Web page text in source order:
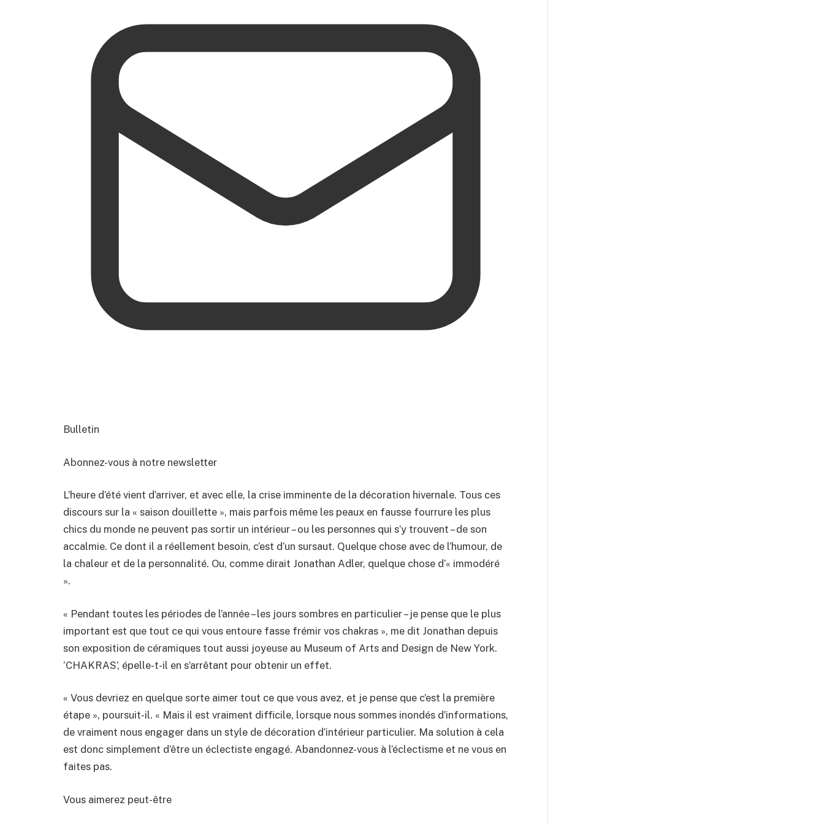
Bulletin
Abonnez-vous à notre newsletter
L’heure d’été vient d’arriver, et avec elle, la crise imminente de la décoration hivernale. Tous ces
discours sur la « saison douillette », mais parfois même les peaux en fausse fourrure les plus
chics du monde ne peuvent pas sortir un intérieur – ou les personnes qui s’y trouvent – ​​de son
accalmie. Ce dont il a réellement besoin, c’est d’un sursaut. Quelque chose avec de l’humour, de
la chaleur et de la personnalité. Ou, comme dirait Jonathan Adler, quelque chose d’« immodéré
».
« Pendant toutes les périodes de l’année – les jours sombres en particulier – je pense que le plus
important est que tout ce qui vous entoure fasse frémir vos chakras », me dit Jonathan depuis
son exposition de céramiques tout aussi joyeuse au Museum of Arts and Design de New York.
‘CHAKRAS’, épelle-t-il en s’arrêtant pour obtenir un effet.
« Vous devriez en quelque sorte aimer tout ce que vous avez, et je pense que c’est la première
étape », poursuit-il. « Mais il est vraiment difficile, lorsque nous sommes inondés d’informations,
de vraiment nous engager dans un style de décoration d’intérieur particulier. Ma solution à cela
est donc simplement d’être un éclectiste engagé. Abandonnez-vous à l’éclectisme et ne vous en
faites pas.
Vous aimerez peut-être